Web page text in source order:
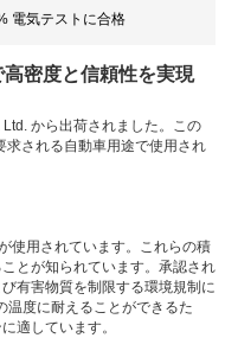
電気テストに合格
密度と信頼性を実現
から出荷されました。この
求される自動車用途で使用され
使用されています。これらの積
とが知られています。承認され
有害物質を制限する環境規制に
温度に耐えることができるた
適しています。